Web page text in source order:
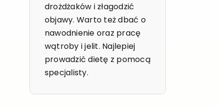
drożdżaków i złagodzić
objawy. Warto też dbać o
nawodnienie oraz pracę
wątroby i jelit. Najlepiej
prowadzić dietę z pomocą
specjalisty.